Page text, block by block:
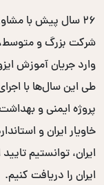
۲۶ سال پیش با
شرکت بزرگ و
وارد جریان آموزش
طی این سال‌ها با
ایران را دریافت کنیم.